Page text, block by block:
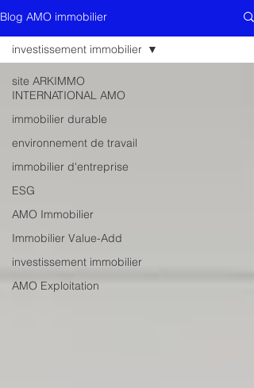
Blog AMO immobilier
site ARKIMMO
INTERNATIONAL AMO
immobilier durable
environnement de travail
immobilier d'entreprise
ESG
AMO Immobilier
Immobilier Value-Add
investissement immobilier
AMO Exploitation
investissement immobilier